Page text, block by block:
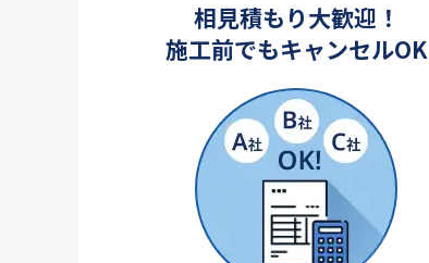
相見積もり大歓迎！
施工前でもキャンセルOK